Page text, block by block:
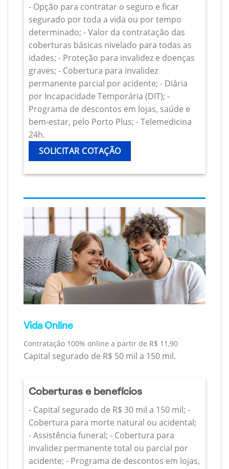
- Opção para contratar o seguro e ficar
segurado por toda a vida ou por tempo
determinado; - Valor da contratação das
coberturas básicas nivelado para todas as
idades; - Proteção para invalidez e doenças
graves; - Cobertura para invalidez
permanente parcial por acidente; - Diária
por Incapacidade Temporária (DIT); -
Programa de descontos em lojas, saúde e
bem-estar, pelo Porto Plus; - Telemedicina
24h.
SOLICITAR COTAÇÃO
Vida Online
Contratação 100% online a partir de R$ 11,90
Capital segurado de R$ 50 mil a 150 mil.
Coberturas e benefícios
- Capital segurado de R$ 30 mil a 150 mil; -
Cobertura para morte natural ou acidental;
- Assistência funeral; - Cobertura para
invalidez permanente total ou parcial por
acidente; - Programa de descontos em lojas,